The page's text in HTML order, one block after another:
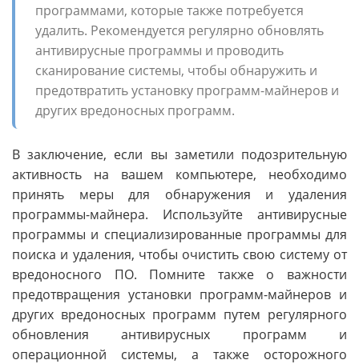
программами, которые также потребуется
удалить. Рекомендуется регулярно обновлять
антивирусные программы и проводить
сканирование системы, чтобы обнаружить и
предотвратить установку программ-майнеров и
других вредоносных программ.
В заключение, если вы заметили подозрительную
активность на вашем компьютере, необходимо
принять меры для обнаружения и удаления
программы-майнера. Используйте антивирусные
программы и специализированные программы для
поиска и удаления, чтобы очистить свою систему от
вредоносного ПО. Помните также о важности
предотвращения установки программ-майнеров и
других вредоносных программ путем регулярного
обновления антивирусных программ и
операционной системы, а также осторожного